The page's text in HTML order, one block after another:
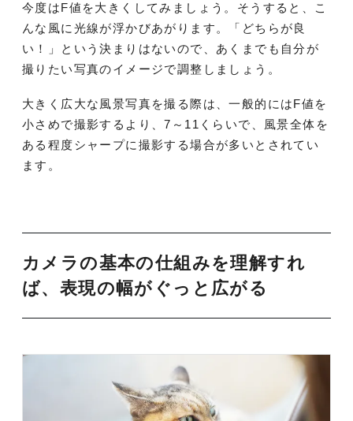
今度はF値を大きくしてみましょう。そうすると、こ
んな風に光線が浮かびあがります。「どちらが良
い！」という決まりはないので、あくまでも自分が
撮りたい写真のイメージで調整しましょう。
大きく広大な風景写真を撮る際は、一般的にはF値を
小さめで撮影するより、7～11くらいで、風景全体を
ある程度シャープに撮影する場合が多いとされてい
ます。
カメラの基本の仕組みを理解すれ
ば、表現の幅がぐっと広がる